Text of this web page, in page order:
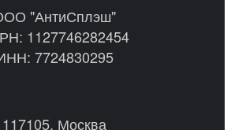
"АнтиСплэш"
1127746282454
7724830295
117105, Москва